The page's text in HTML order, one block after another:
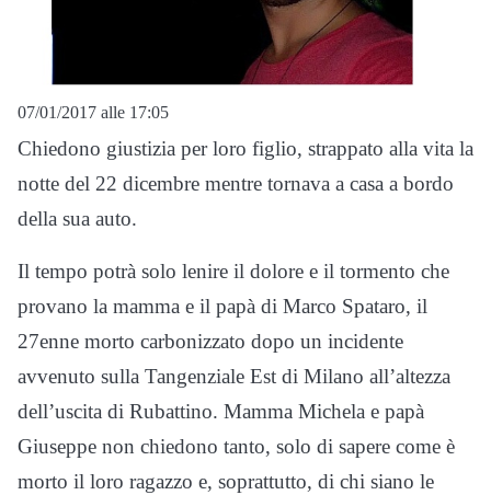
07/01/2017 alle 17:05
Chiedono giustizia per loro figlio, strappato alla vita la
notte del 22 dicembre mentre tornava a casa a bordo
della sua auto.
Il tempo potrà solo lenire il dolore e il tormento che
provano la mamma e il papà di Marco Spataro, il
27enne morto carbonizzato dopo un incidente
avvenuto sulla Tangenziale Est di Milano all’altezza
dell’uscita di Rubattino. Mamma Michela e papà
Giuseppe non chiedono tanto, solo di sapere come è
morto il loro ragazzo e, soprattutto, di chi siano le